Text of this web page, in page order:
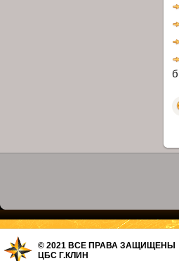
© 2021 ВСЕ ПРАВА ЗАЩИЩЕНЫ
ЦБС Г.КЛИН